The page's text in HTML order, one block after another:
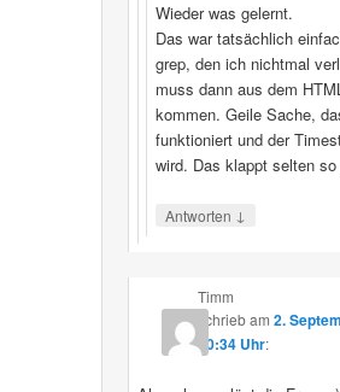
Wieder was gelernt.
Das war tatsächlich
grep, den ich nichtmal
muss dann aus dem
kommen. Geile Sache,
funktioniert und der
wird. Das klappt selten
Antworten ↓
Timm
schriebam 2.
10:34 Uhr: